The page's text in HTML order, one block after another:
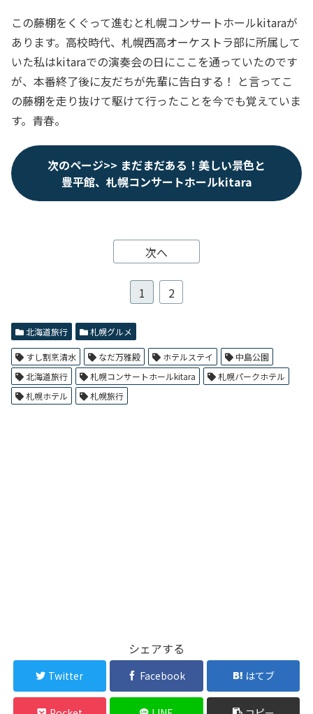
この藤棚をくぐって進むと札幌コンサートホールkitaraが
あります。高校時代、札幌西高オーケストラ部に所属して
いた私はkitaraでの演奏会の日にここを通っていたのです
が、本番終了後に友だちが先輩に告白する！ と言ってこ
の藤棚を走り抜けて駆けて行ったことを今でも覚えていま
す。青春。
次のページ>> まだまだある！美しい景色と
豊平館、札幌コンサートホールkitara
次へ
1 2
北海道旅行 札幌グルメ
すし割烹清水 なだ万雅殿 ホテルステイ
中島公園
北海道旅行
札幌コンサートホールkitara
札幌パークホテル
札幌ホテル
札幌旅行
シェアする
Twitter Facebook はてブ